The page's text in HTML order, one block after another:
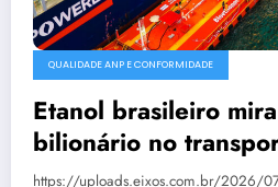
QUALIDADE ANP E CONFORMIDADE
Etanol brasileiro
bilionário no
https://uploads.eixos.com.br/2026/